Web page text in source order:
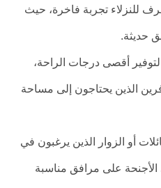
للنزلاء تجربة فاخرة، حيث
حديثة.
أقصى درجات الراحة،
الذين يحتاجون إلى مساحة
أو الزوار الذين يرغبون في
على مرافق مناسبة